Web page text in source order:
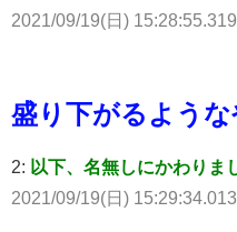
2021/09/19(日)
盛り下がるような
2: 以下、名無しにかわりま
2021/09/19(日)